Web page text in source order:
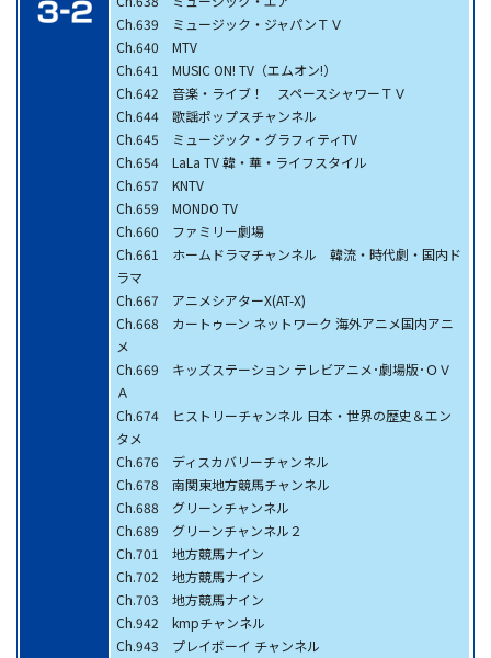
Ch.639 ミュージック・ジャパンＴＶ
Ch.640 MTV
Ch.641 MUSIC ON! TV（エムオン!）
Ch.642 音楽・ライブ！ スペースシャワーＴＶ
Ch.644 歌謡ポップスチャンネル
Ch.645 ミュージック・グラフィティTV
Ch.654 LaLa TV 韓・華・ライフスタイル
Ch.657 KNTV
Ch.659 MONDO TV
Ch.660 ファミリー劇場
Ch.661 ホームドラマチャンネル 韓流・時代劇・国内ド
ラマ
Ch.667 アニメシアターX(AT-X)
Ch.668 カートゥーン ネットワーク 海外アニメ国内アニ
メ
Ch.669 キッズステーション テレビアニメ･劇場版･ＯＶ
Ａ
Ch.674 ヒストリーチャンネル 日本・世界の歴史＆エン
タメ
Ch.676 ディスカバリーチャンネル
Ch.678 南関東地方競馬チャンネル
Ch.688 グリーンチャンネル
Ch.689 グリーンチャンネル２
Ch.701 地方競馬ナイン
Ch.702 地方競馬ナイン
Ch.703 地方競馬ナイン
Ch.942 kmpチャンネル
Ch.943 プレイボーイ チャンネル